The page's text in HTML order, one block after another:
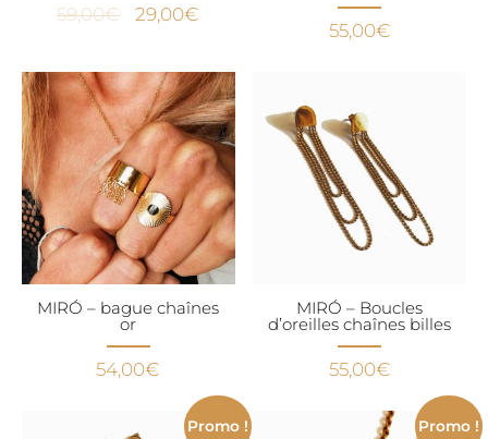
59,00€
Le
initial
était :
59,00€.
29,00€
actuel
est :
29,00€.
55,00€
MIRÓ – bague chaînes
or
54,00€
MIRÓ – Boucles
d’oreilles chaînes billes
55,00€
Promo ! Promo !